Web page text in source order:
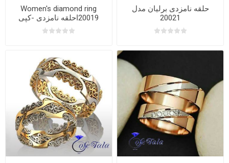
حلقه نامزدی برلیان مدل
20021
Women's diamond ring
20019احلقه نامزدی -کپی